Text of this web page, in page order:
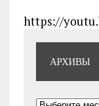
https://
АРХИВЫ